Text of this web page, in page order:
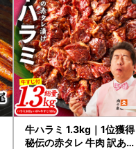
牛ハラミ 1.3kg｜1位獲得
秘伝の赤タレ 牛肉 訳あり